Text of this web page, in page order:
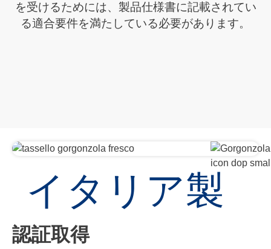
を受けるためには、製品仕様書に記載されてい
る適合要件を満たしている必要があります。
イタリア製
認証取得